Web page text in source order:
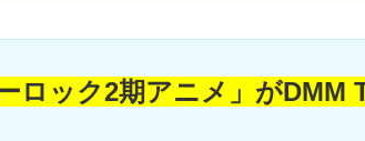
ロック2期アニメ」がDMM